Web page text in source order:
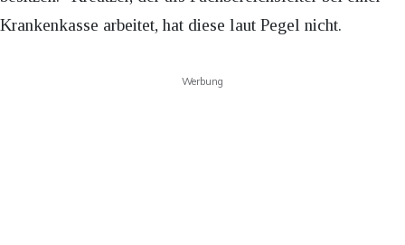
Krankenkasse arbeitet, hat diese laut Pegel nicht.
Werbung